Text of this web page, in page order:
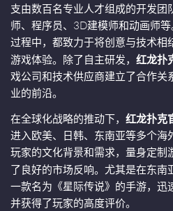
支由数百名专业人才组成的开发团
师、程序员、3D建模师和动画师
过程中，都致力于将创意与技术相
游戏体验。除了自主研发， 红龙扑
戏公司和技术供应商建立了合作关
业的前沿。
在全球化战略的推动下， 红龙扑克
进入欧美、日韩、东南亚等多个海
玩家的文化背景和需求，量身定制
了良好的市场反响。尤其是在东南
一款名为《星际传说》的手游，迅
并获得了玩家的高度评价。